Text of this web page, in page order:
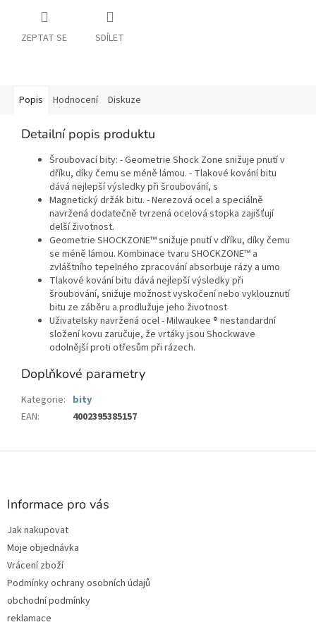
ZEPTAT SE SDÍLET
Popis Hodnocení Diskuze
Detailní popis produktu
Šroubovací bity: - Geometrie Shock Zone snižuje pnutí v
dříku, díky čemu se méně lámou. - Tlakové kování bitu
dává nejlepší výsledky při šroubování, s
Magnetický držák bitu. - Nerezová ocel a speciálně
navržená dodatečně tvrzená ocelová stopka zajišťují
delší životnost.
Geometrie SHOCKZONE™ snižuje pnutí v dříku, díky čemu
se méně lámou. Kombinace tvaru SHOCKZONE™ a
zvláštního tepelného zpracování absorbuje rázy a umo
Tlakové kování bitu dává nejlepší výsledky při
šroubování, snižuje možnost vyskočení nebo vyklouznutí
bitu ze záběru a prodlužuje jeho životnost
Uživatelsky navržená ocel - Milwaukee ® nestandardní
složení kovu zaručuje, že vrtáky jsou Shockwave
odolnější proti otřesům při rázech.
Doplňkové parametry
Kategorie: bity
EAN: 4002395385157
Z
Informace pro vás
Jak nakupovat
Moje objednávka
Vrácení zboží
Podmínky ochrany osobních údajů
obchodní podmínky
reklamace